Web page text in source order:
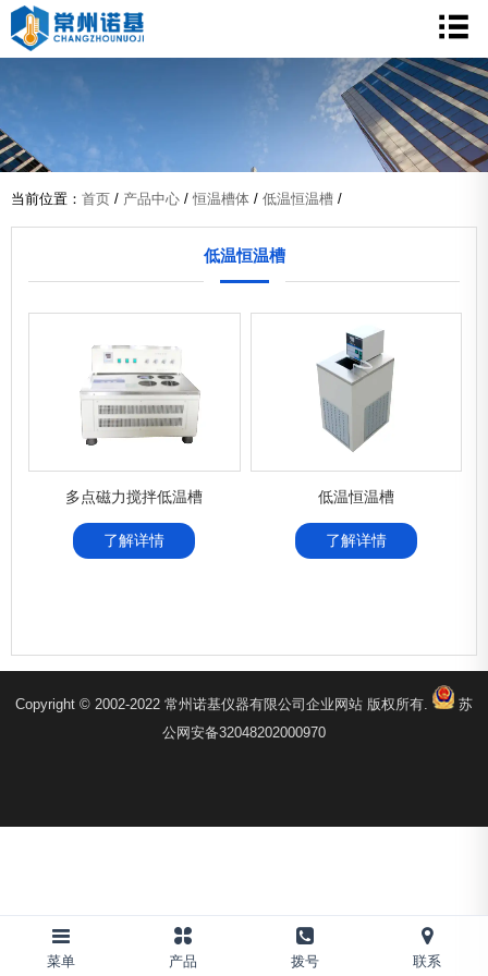
当前位置： 首页 / 产品中心 / 恒温槽体 / 低温恒温槽 /
低温恒温槽
多点磁力搅拌低温槽
了解详情
低温恒温槽
了解详情
Copyright © 2002-2022 常州诺基仪器有限公司企业网站 版权所有.
苏
公网安备32048202000970
菜单 产品 拨号 联系